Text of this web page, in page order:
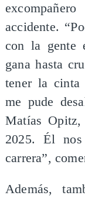
accidente.
con la gente
gana hasta
tener la cinta
me pude
Matías
2025. Él nos
carrera”,
Además,